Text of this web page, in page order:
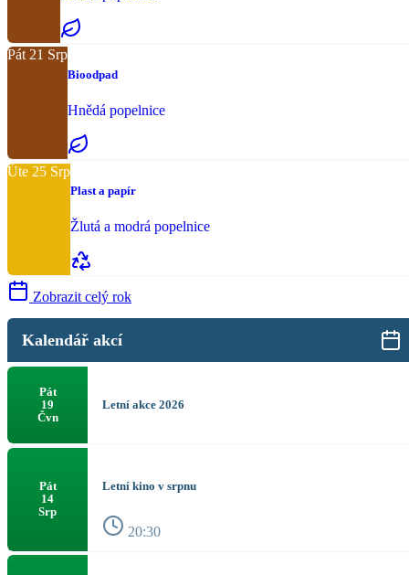
Pát 21 Srp
Bioodpad
Hnědá popelnice
Úte 25 Srp
Plast a papír
Žlutá a modrá popelnice
Zobrazit celý rok
Kalendář akcí
Pát
19
Čvn
Letní akce 2026
Pát
14
Srp
Letní kino v srpnu
20:30